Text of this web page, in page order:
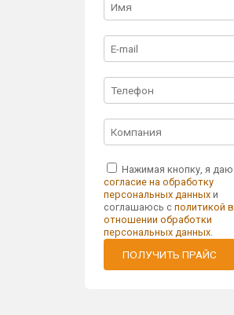
Нажимая кнопку, я даю
согласие на обработку
персональных данныхи
соглашаюсь с политикой в
отношении обработки
персональных данных.
ПОЛУЧИТЬ ПРАЙС